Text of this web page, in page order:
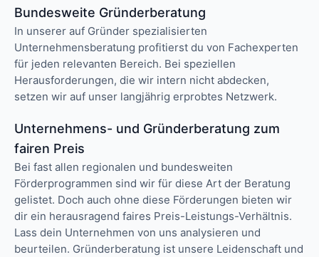
Bundesweite Gründerberatung
In unserer auf Gründer spezialisierten
Unternehmensberatung profitierst du von Fachexperten
für jeden relevanten Bereich. Bei speziellen
Herausforderungen, die wir intern nicht abdecken,
setzen wir auf unser langjährig erprobtes Netzwerk.
Unternehmens- und Gründerberatung zum
fairen Preis
Bei fast allen regionalen und bundesweiten
Förderprogrammen sind wir für diese Art der Beratung
gelistet. Doch auch ohne diese Förderungen bieten wir
dir ein herausragend faires Preis-Leistungs-Verhältnis.
Lass dein Unternehmen von uns analysieren und
beurteilen. Gründerberatung ist unsere Leidenschaft und